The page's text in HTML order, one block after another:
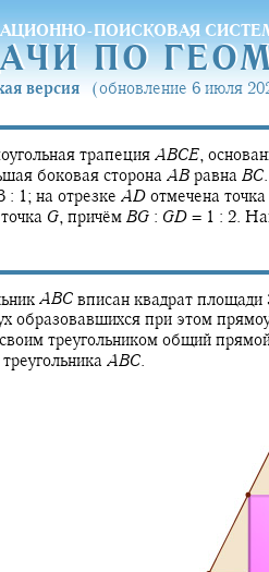
ПОИСКОВАЯ
ПО
ПО
версия (обновление 6 июля
трапеция ABCE,
боковая сторона AB равна BC.
: 1; на отрезке AD отмечена точка
G, причём BG : GD = 1 : 2.
ABC вписан квадрат площади
образовавшихся при этом
треугольником общий
ABC.